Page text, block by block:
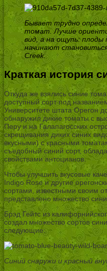
Бывает трудно
томат. Лучше
вид, а на ощупь: плоды
начинают
Creek.
Краткая история
Откуда же взялись синие
доступный сорт под
Университете штата Орегон
обнаружил дикие томаты с
Перу и на Галапагосских
скрещивания диких синих
вкусными) с красными
съедобный синий сорт,
свойствами антоцианов.
Чтобы улучшить вкусовые
Indigo Rose и другие
сортами, известными своим
представлено множество
Брэд Гейтс из
создал множество сортов
следующие:
Синий снаружи и красный